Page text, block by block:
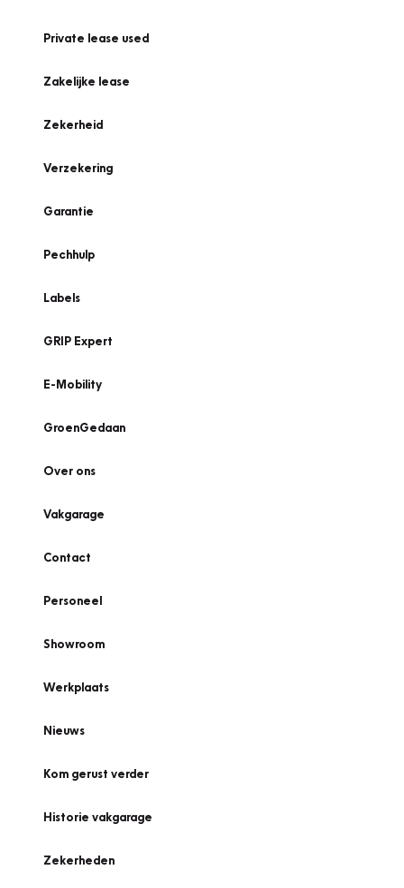
Private lease used
Zakelijke lease
Zekerheid
Verzekering
Garantie
Pechhulp
Labels
GRIP Expert
E-Mobility
GroenGedaan
Over ons
Vakgarage
Contact
Personeel
Showroom
Werkplaats
Nieuws
Kom gerust verder
Historie vakgarage
Zekerheden